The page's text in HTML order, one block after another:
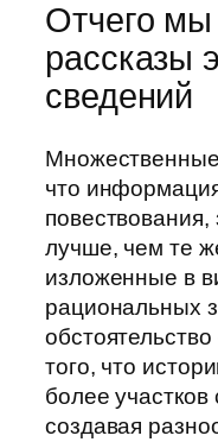
Отчего
рассказы
сведений
что
повествования,
лучше, чем те
изложенные в
рациональных
того, что
более
создавая